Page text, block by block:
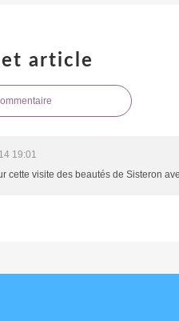
article
19:01
cette visite des beautés de Sisteron